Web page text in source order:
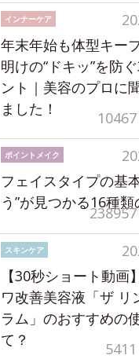
インナーケア
年末年始も体型キー
明けの“ドキッ”を防
ント｜美容のプロに
ました！
ポイントメイク
フェイスタイプの基
う”が見つかる16種類
スキンケア
【30秒ショート動画
ワ改善美容液「ザ リ
ラム」のおすすめの
て？